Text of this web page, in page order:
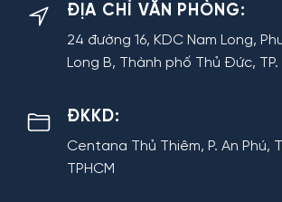
ĐỊA CHỈ VĂN PHÒNG:
24 đường 16, KDC Nam Long,
Long B, Thành phố Thủ Đức, TP.
ĐKKD:
Centana Thủ Thiêm, P. An Phú,
TPHCM